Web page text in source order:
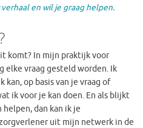
en wil je graag helpen.
komt? In mijn praktijk voor
elke vraag gesteld worden. Ik
op basis van je vraag of
ik voor je kan doen. En als blijkt
dan kan ik je
uit mijn netwerk in de